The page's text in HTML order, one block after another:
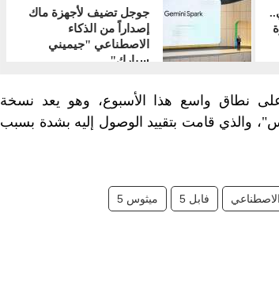
جوجل تضيف لأجهزة ماك
إصداراً من الذكاء
الاصطناعي "جيميني
سبارك"
نطاق واسع هذا الأسبوع، وهو يعد نسخة
والذي قامت بتقييد الوصول إليه بشدة بسبب
فابل 5 ميثوس 5